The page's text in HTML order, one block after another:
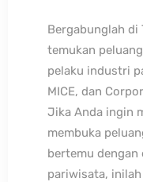
Bergabunglah di
temukan
pelaku industri
MICE, dan
Jika Anda ingin
membuka
bertemu
pariwisata,